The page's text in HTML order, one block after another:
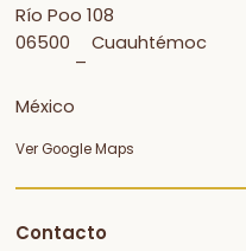
Río Poo 108
06500
–
Cuauhtémoc
México
Ver Google Maps
Contacto